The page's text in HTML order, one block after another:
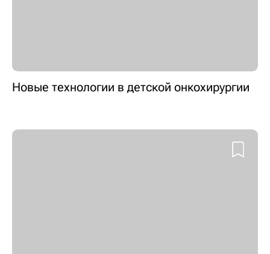
Новые технологии в детской онкохирургии